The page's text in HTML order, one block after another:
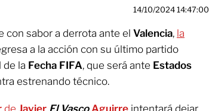
14/10/2024 14:47:00
con sabor a derrota ante el Valencia, la
a la acción con su último partido
de la Fecha FIFA, que será ante Estados
estrenando técnico.
de Javier El VascoAguirre intentará dejar